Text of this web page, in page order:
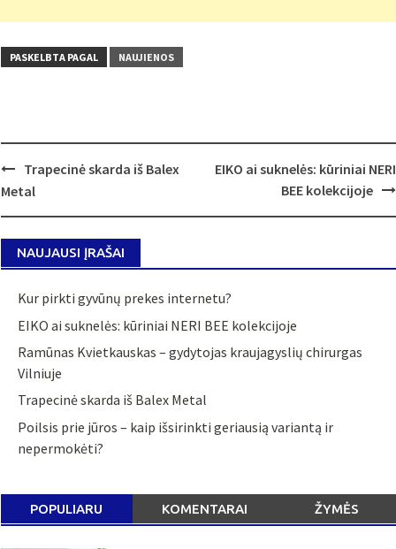
PASKELBTA PAGAL NAUJIENOS
Post
navigation
Trapecinė skarda iš Balex
Metal
EIKO ai suknelės: kūriniai NERI
BEE kolekcijoje
NAUJAUSI ĮRAŠAI
Kur pirkti gyvūnų prekes internetu?
EIKO ai suknelės: kūriniai NERI BEE kolekcijoje
Ramūnas Kvietkauskas – gydytojas kraujagyslių chirurgas
Vilniuje
Trapecinė skarda iš Balex Metal
Poilsis prie jūros – kaip išsirinkti geriausią variantą ir
nepermokėti?
POPULIARU KOMENTARAI ŽYMĖS